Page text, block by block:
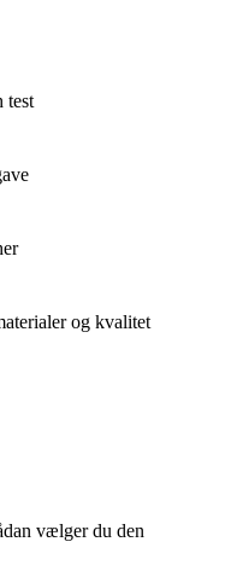
test
og kvalitet
vælger du den